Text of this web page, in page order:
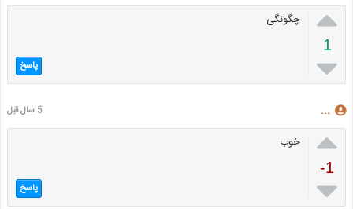

1

چگونگی
پاسخ
... 5 سال قبل

-1

خوب
پاسخ